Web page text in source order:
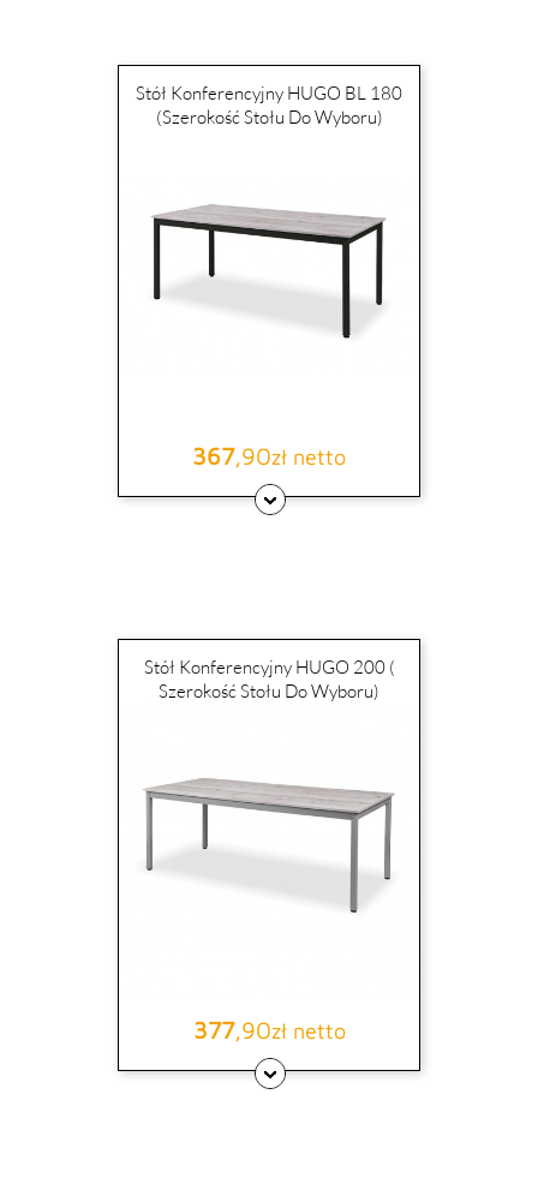
Stół Konferencyjny HUGO BL 180
(szerokość Stołu Do Wyboru)
Cena
367,90zł netto
Stół Konferencyjny HUGO 200 (
Szerokość Stołu Do Wyboru)
Cena
377,90zł netto